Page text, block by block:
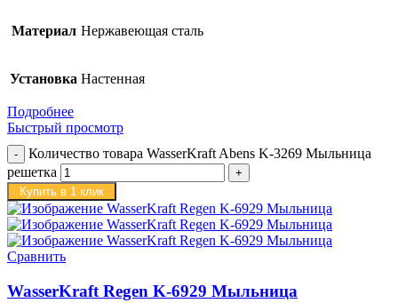
Материал Нержавеющая сталь
Установка Настенная
Подробнее
Быстрый просмотр
Количество товара WasserKraft Abens K-3269 Мыльница
решетка
Купить в 1 клик
Сравнить
WasserKraft Regen K-6929 Мыльница